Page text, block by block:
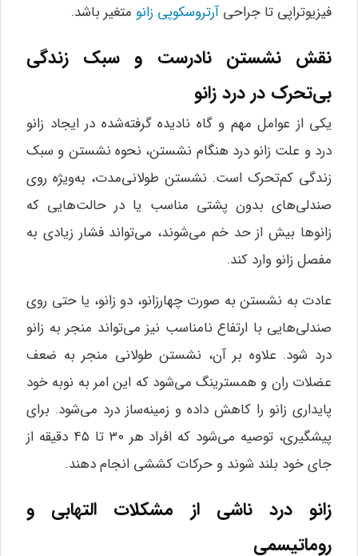
فیزیوتراپی تا جراحی آرتروسکوپی زانو متغیر باشد.
نقش نشستن نادرست و سبک زندگی
بی‌تحرک در درد زانو
یکی از عوامل مهم و گاه نادیده گرفته‌شده در ایجاد زانو
درد و علت زانو درد هنگام نشستن، نحوه نشستن و سبک
زندگی کم‌تحرک است. نشستن طولانی‌مدت، به‌ویژه روی
صندلی‌های بدون پشتی مناسب یا در حالت‌هایی که
زانوها بیش از حد خم می‌شوند، می‌تواند فشار زیادی به
مفصل زانو وارد کند.
عادت به نشستن به صورت چهارزانو، دو زانو، یا حتی روی
صندلی‌هایی با ارتفاع نامناسب نیز می‌تواند منجر به زانو
درد شود. علاوه بر آن، نشستن طولانی منجر به ضعف
عضلات ران و همسترینگ می‌شود که این امر به نوبه خود
پایداری زانو را کاهش داده و زمینه‌ساز درد می‌شود. برای
پیشگیری، توصیه می‌شود که افراد هر ۳۰ تا ۴۵ دقیقه از
جای خود بلند شوند و حرکات کششی انجام دهند.
زانو درد ناشی از مشکلات التهابی و
روماتیسمی